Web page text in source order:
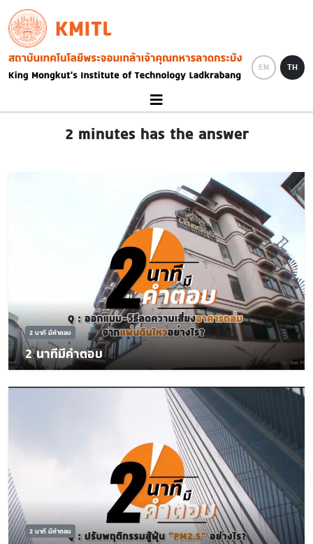
Skip to main content
KMITL
Image
EN TH
2 minutes has the answer
2 นาที มีคำตอบ
2 นาทีมีคำตอบ
2 นาที มีคำตอบ